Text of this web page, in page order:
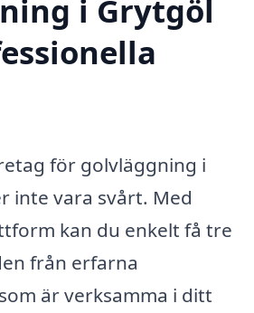
i Grytgöl
för golvläggning i
inte vara svårt. Med
kan du enkelt få tre
från erfarna
är verksamma i ditt